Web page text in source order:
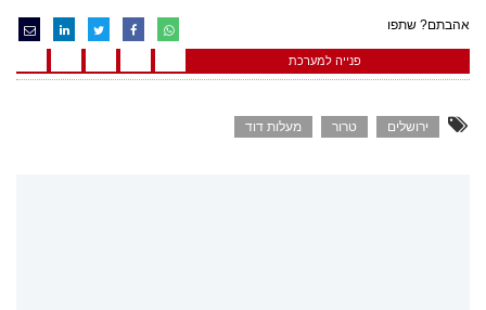
אהבתם? שתפו
פנייה למערכת
ירושלים טרור מעלות דוד